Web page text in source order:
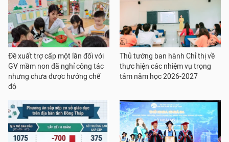
Đề xuất trợ cấp một lần đối với
GV mầm non đã nghỉ công tác
nhưng chưa được hưởng chế
độ
Thủ tướng ban hành Chỉ thị về
thực hiện các nhiệm vụ trọng
tâm năm học 2026-2027